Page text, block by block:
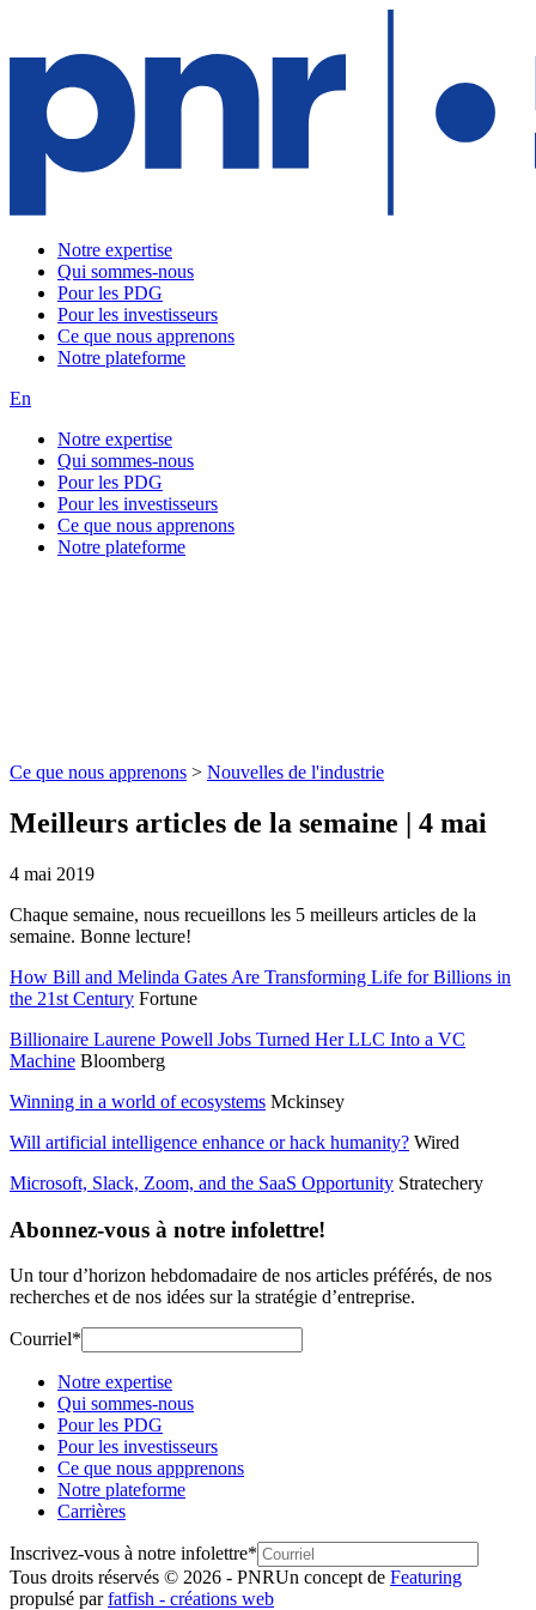
Notre expertise
Qui sommes-nous
Pour les PDG
Pour les investisseurs
Ce que nous apprenons
Notre plateforme
En
Notre expertise
Qui sommes-nous
Pour les PDG
Pour les investisseurs
Ce que nous apprenons
Notre plateforme
Ce que nous apprenons > Nouvelles de l'industrie
Meilleurs articles de la semaine | 4 mai
4 mai 2019
Chaque semaine, nous recueillons les 5 meilleurs articles de la
semaine. Bonne lecture!
How Bill and Melinda Gates Are Transforming Life for Billions in
the 21st Century Fortune
Billionaire Laurene Powell Jobs Turned Her LLC Into a VC
Machine Bloomberg
Winning in a world of ecosystems Mckinsey
Will artificial intelligence enhance or hack humanity? Wired
Microsoft, Slack, Zoom, and the SaaS Opportunity Stratechery
Abonnez-vous à notre infolettre!
Un tour d’horizon hebdomadaire de nos articles préférés, de nos
recherches et de nos idées sur la stratégie d’entreprise.
Courriel*
Notre expertise
Qui sommes-nous
Pour les PDG
Pour les investisseurs
Ce que nous appprenons
Notre plateforme
Carrières
Inscrivez-vous à notre infolettre*
Tous droits réservés © 2026 - PNRUn concept de Featuring
propulsé parfatfish - créations web